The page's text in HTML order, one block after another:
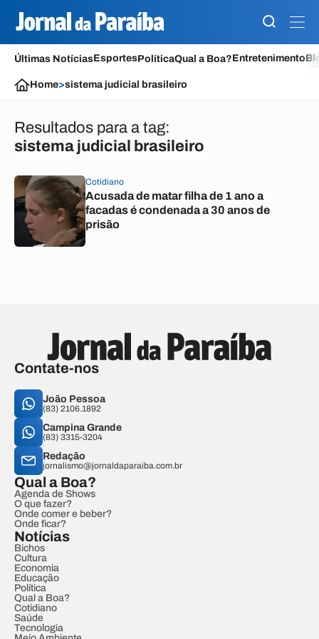
Últimas NotíciasEsportesPolíticaQual a Boa?Entretenimento
Home>sistema judicial brasileiro
Resultados para a tag:
sistema judicial brasileiro
Cotidiano
Acusada de matar filha de 1 ano a
facadas é condenada a 30 anos de
prisão
Contate-nos
João Pessoa
(83) 2106.1892
Campina Grande
(83) 3315-3204
Redação
jornalismo@jornaldaparaiba.com.br
Qual a Boa?
Agenda de Shows
O que fazer?
Onde comer e beber?
Onde ficar?
Notícias
Bichos
Cultura
Economia
Educação
Política
Qual a Boa?
Cotidiano
Saúde
Tecnologia